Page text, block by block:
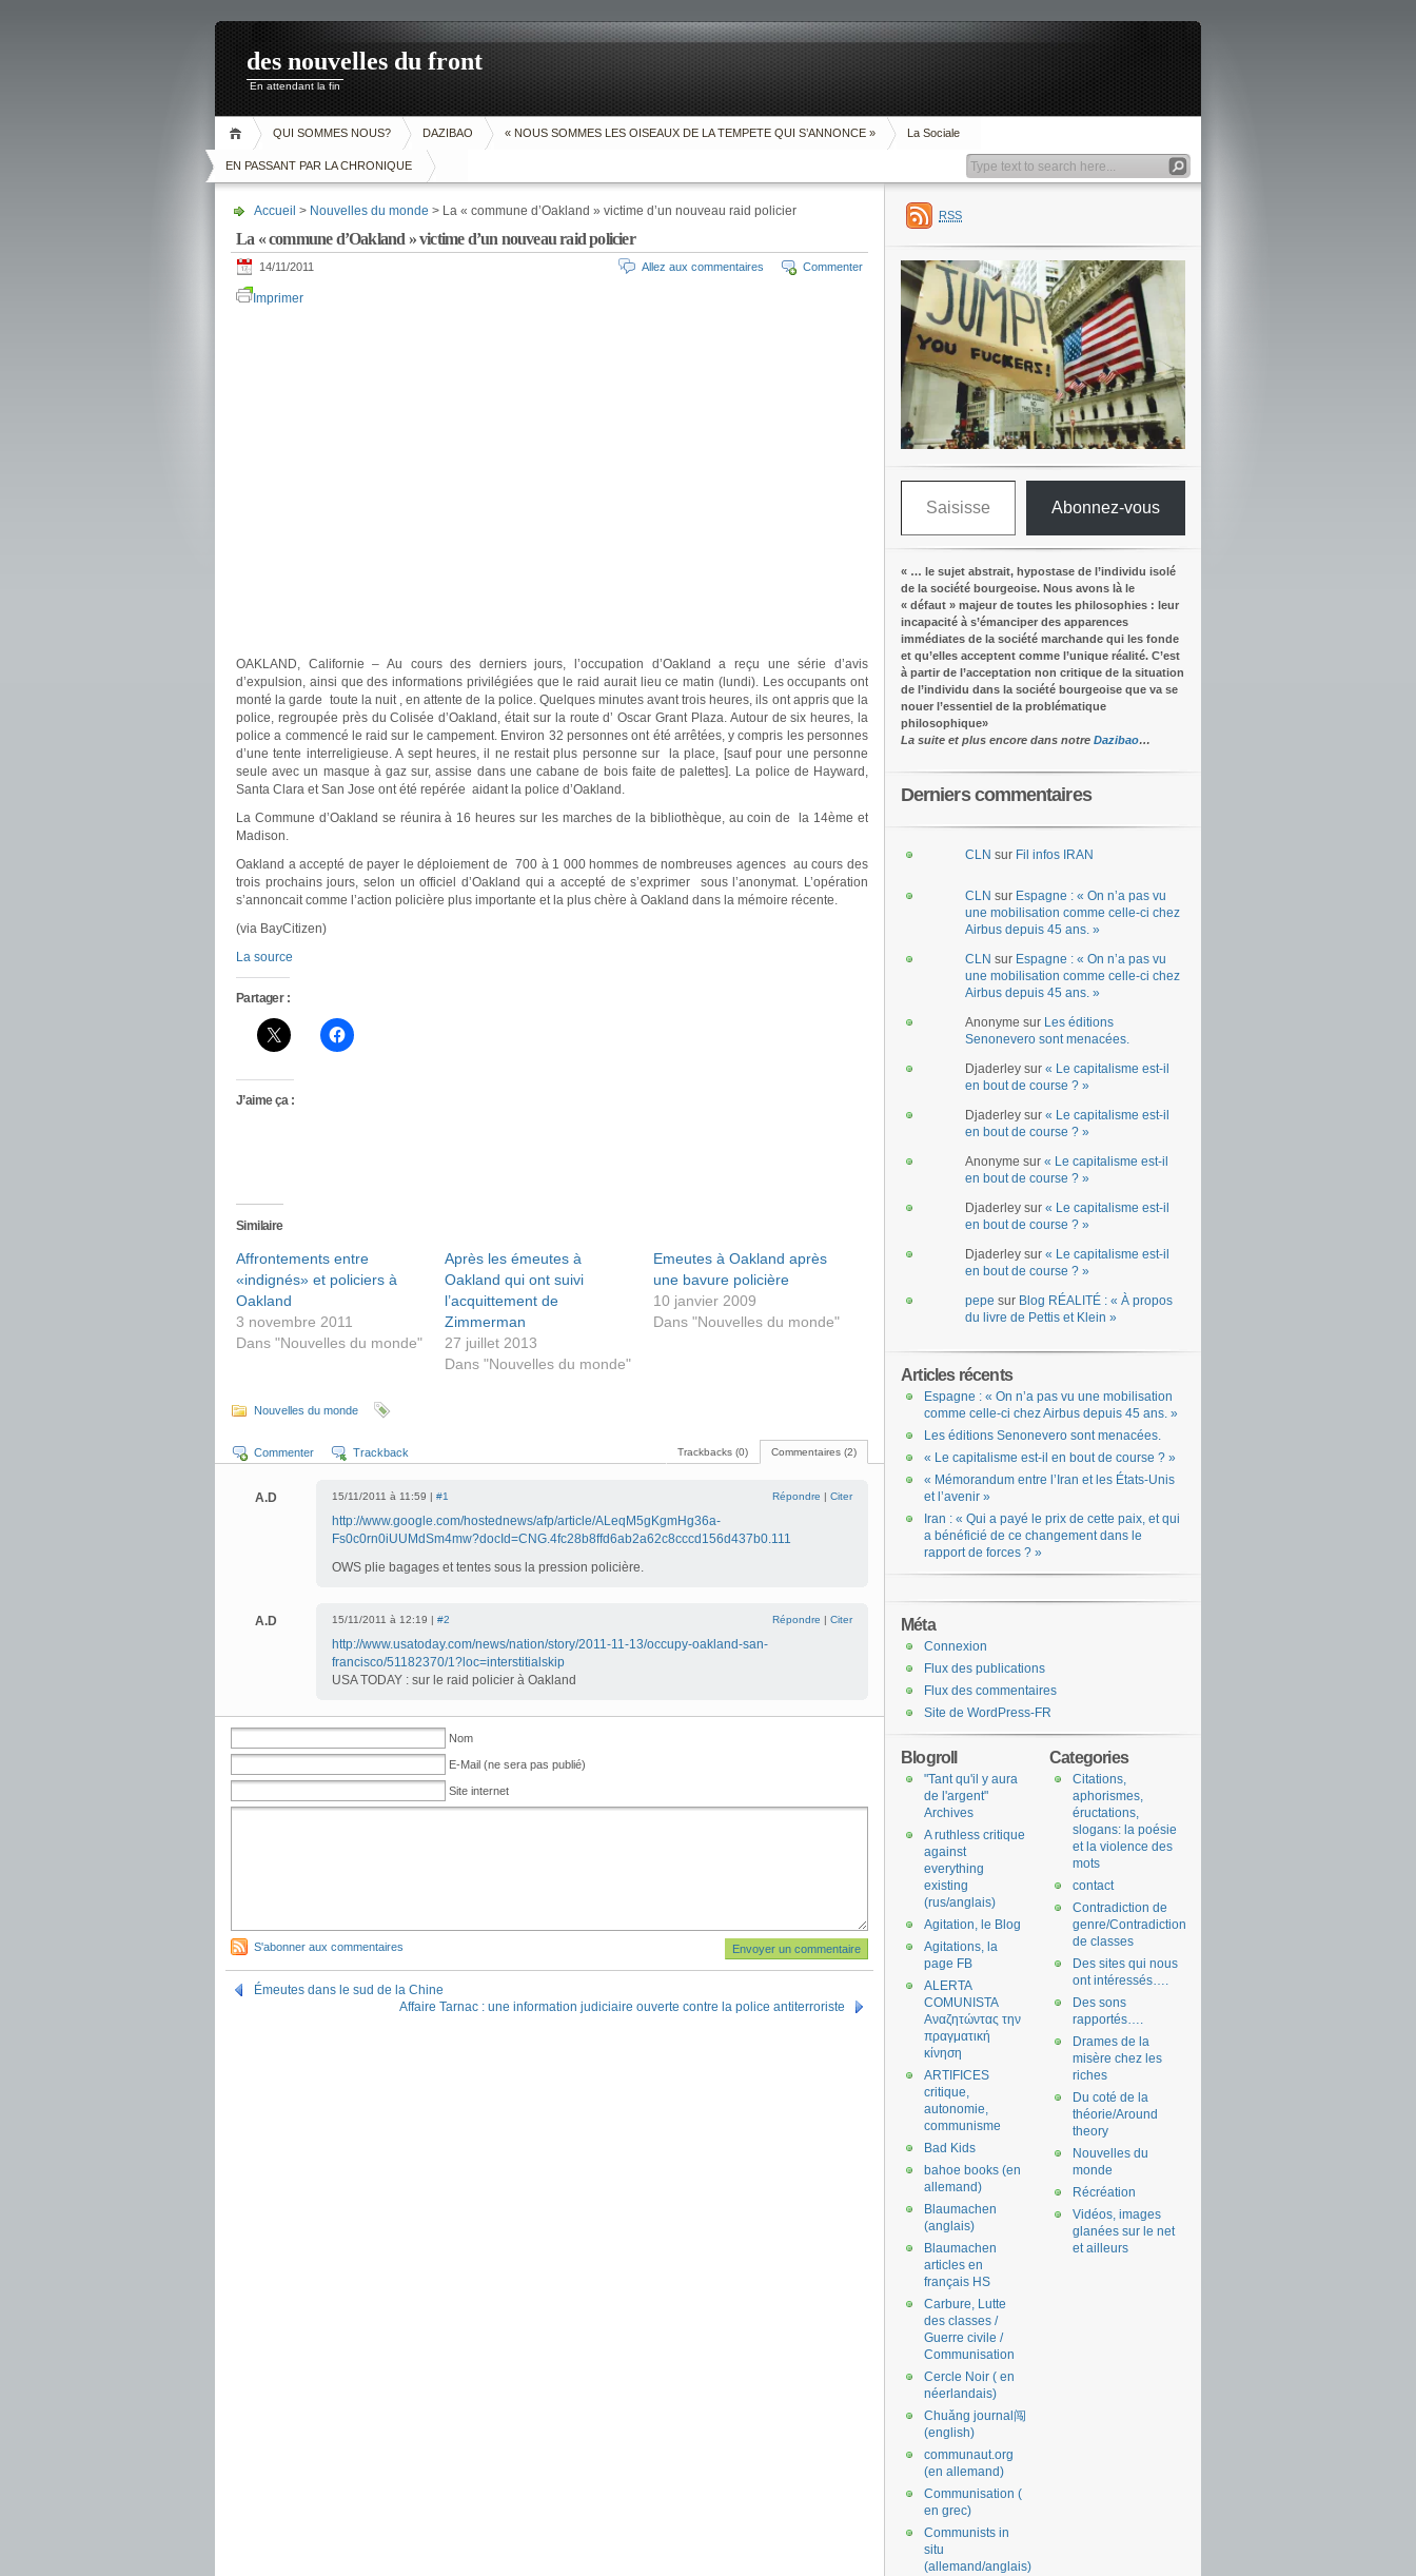
des nouvelles du front
En attendant la fin
QUI SOMMES NOUS? DAZIBAO « NOUS SOMMES LES OISEAUX DE LA TEMPETE QUI S’ANNONCE » La Sociale
EN PASSANT PAR LA CHRONIQUE
Accueil > Nouvelles du monde > La « commune d’Oakland » victime d’un nouveau raid policier
La « commune d’Oakland » victime d’un nouveau raid policier
14/11/2011 Commenter
Allez aux commentaires
Imprimer
OAKLAND, Californie – Au cours des derniers jours, l’occupation d’Oakland a reçu une série d’avis
d’expulsion, ainsi que des informations privilégiées que le raid aurait lieu ce matin (lundi). Les occupants ont
monté la garde toute la nuit , en attente de la police. Quelques minutes avant trois heures, ils ont appris que la
police, regroupée près du Colisée d’Oakland, était sur la route d’ Oscar Grant Plaza. Autour de six heures, la
police a commencé le raid sur le campement. Environ 32 personnes ont été arrêtées, y compris les personnes
d’une tente interreligieuse. A sept heures, il ne restait plus personne sur la place, [sauf pour une personne
seule avec un masque à gaz sur, assise dans une cabane de bois faite de palettes]. La police de Hayward,
Santa Clara et San Jose ont été repérée aidant la police d’Oakland.
La Commune d’Oakland se réunira à 16 heures sur les marches de la bibliothèque, au coin de la 14ème et
Madison.
Oakland a accepté de payer le déploiement de 700 à 1 000 hommes de nombreuses agences au cours des
trois prochains jours, selon un officiel d’Oakland qui a accepté de s’exprimer sous l’anonymat. L’opération
s’annoncait comme l’action policière plus importante et la plus chère à Oakland dans la mémoire récente.
(via BayCitizen)
La source
Partager :
J’aime ça :
Similaire
Affrontements entre
«indignés» et policiers à
Oakland
3 novembre 2011
Dans "Nouvelles du monde"
Après les émeutes à
Oakland qui ont suivi
l’acquittement de
Zimmerman
27 juillet 2013
Dans "Nouvelles du monde"
Emeutes à Oakland après
une bavure policière
10 janvier 2009
Dans "Nouvelles du monde"
Nouvelles du monde
Commentaires (2)
Trackbacks (0)
Commenter Trackback
A.D 15/11/2011 à 11:59 | #1 Répondre | Citer
http://www.google.com/hostednews/afp/article/ALeqM5gKgmHg36a-
Fs0c0rn0iUUMdSm4mw?docId=CNG.4fc28b8ffd6ab2a62c8cccd156d437b0.111
OWS plie bagages et tentes sous la pression policière.
A.D 15/11/2011 à 12:19 | #2 Répondre | Citer
http://www.usatoday.com/news/nation/story/2011-11-13/occupy-oakland-san-
francisco/51182370/1?loc=interstitialskip
USA TODAY : sur le raid policier à Oakland
Nom
E-Mail (ne sera pas publié)
Site internet
S'abonner aux commentaires
Émeutes dans le sud de la Chine
Affaire Tarnac : une information judiciaire ouverte contre la police antiterroriste
RSS
Saisissez votre adresse e-mail…
Abonnez-vous
« … le sujet abstrait, hypostase de l’individu isolé
de la société bourgeoise. Nous avons là le
« défaut » majeur de toutes les philosophies : leur
incapacité à s’émanciper des apparences
immédiates de la société marchande qui les fonde
et qu’elles acceptent comme l’unique réalité. C’est
à partir de l’acceptation non critique de la situation
de l’individu dans la société bourgeoise que va se
nouer l’essentiel de la problématique
philosophique»
La suite et plus encore dans notre Dazibao…
Derniers commentaires
CLN sur Fil infos IRAN
CLN sur Espagne : « On n’a pas vu
une mobilisation comme celle-ci chez
Airbus depuis 45 ans. »
CLN sur Espagne : « On n’a pas vu
une mobilisation comme celle-ci chez
Airbus depuis 45 ans. »
Anonyme sur Les éditions
Senonevero sont menacées.
Djaderley sur « Le capitalisme est-il
en bout de course ? »
Djaderley sur « Le capitalisme est-il
en bout de course ? »
Anonyme sur « Le capitalisme est-il
en bout de course ? »
Djaderley sur « Le capitalisme est-il
en bout de course ? »
Djaderley sur « Le capitalisme est-il
en bout de course ? »
pepe sur Blog RÉALITÉ : « À propos
du livre de Pettis et Klein »
Articles récents
Espagne : « On n’a pas vu une mobilisation
comme celle-ci chez Airbus depuis 45 ans. »
Les éditions Senonevero sont menacées.
« Le capitalisme est-il en bout de course ? »
« Mémorandum entre l’Iran et les États-Unis
et l’avenir »
Iran : « Qui a payé le prix de cette paix, et qui
a bénéficié de ce changement dans le
rapport de forces ? »
Méta
Connexion
Flux des publications
Flux des commentaires
Site de WordPress-FR
Categories
Citations,
aphorismes,
éructations,
slogans: la poésie
et la violence des
mots
contact
Contradiction de
genre/Contradiction
de classes
Des sites qui nous
ont intéressés….
Des sons
rapportés….
Drames de la
misère chez les
riches
Du coté de la
théorie/Around
theory
Nouvelles du
monde
Récréation
Vidéos, images
glanées sur le net
et ailleurs
Blogroll
"Tant qu'il y aura
de l'argent"
Archives
A ruthless critique
against
everything
existing
(rus/anglais)
Agitation, le Blog
Agitations, la
page FB
ALERTA
COMUNISTA
Αναζητώντας την
πραγματική
κίνηση
ARTIFICES
critique,
autonomie,
communisme
Bad Kids
bahoe books (en
allemand)
Blaumachen
(anglais)
Blaumachen
articles en
français HS
Carbure, Lutte
des classes /
Guerre civile /
Communisation
Cercle Noir ( en
néerlandais)
Chuǎng journal闯
(english)
communaut.org
(en allemand)
Communisation (
en grec)
Communists in
situ
(allemand/anglais)